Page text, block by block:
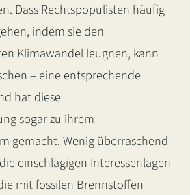
Dass Rechtspopulisten häufig
indem sie den
Klimawandel leugnen, kann
– eine entsprechende
hat diese
sogar zu ihrem
gemacht. Wenig überraschend
einschlägigen Interessenlagen
mit fossilen Brennstoffen